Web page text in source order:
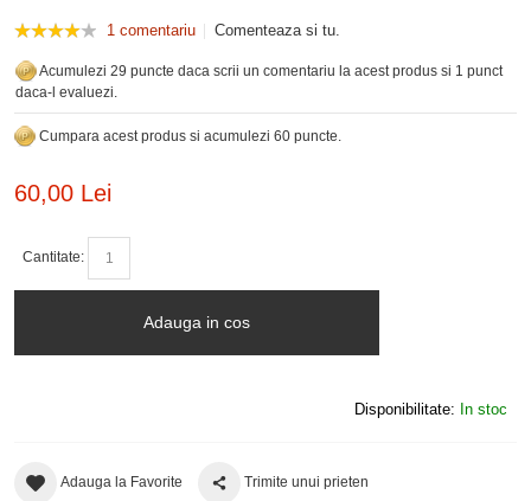
1 comentariu Comenteaza si tu.
Acumulezi 29 puncte daca scrii un comentariu la acest produs si 1 punct
daca-l evaluezi.
Cumpara acest produs si acumulezi 60 puncte.
60,00 Lei
Cantitate:
Adauga in cos
Disponibilitate: In stoc
Adauga la Favorite Trimite unui prieten